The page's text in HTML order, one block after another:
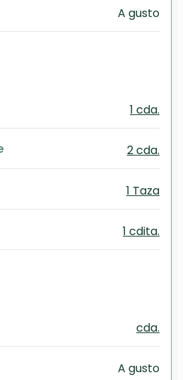
A gusto
1 cda.
2 cda.
1 Taza
1 cdita.
cda.
A gusto